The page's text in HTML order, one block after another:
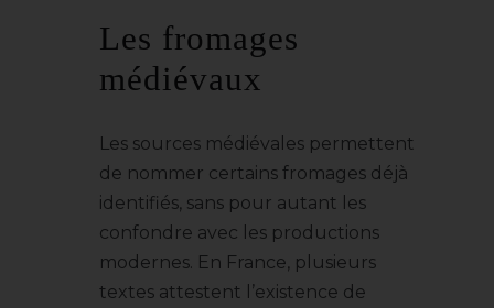
Les fromages
médiévaux
Les sources médiévales permettent
de nommer certains fromages déjà
identifiés, sans pour autant les
confondre avec les productions
modernes. En France, plusieurs
textes attestent l’existence de